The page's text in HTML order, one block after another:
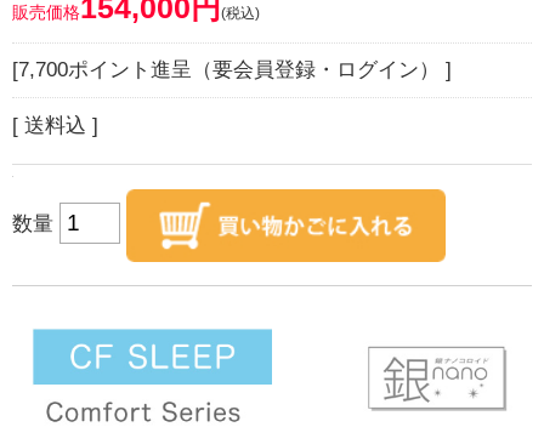
販売価格154,000円 (税込)
[7,700ポイント進呈（要会員登録・ログイン） ]
[ 送料込 ]
数量